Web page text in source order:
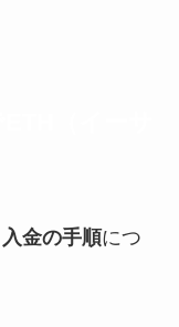
金の手順につ